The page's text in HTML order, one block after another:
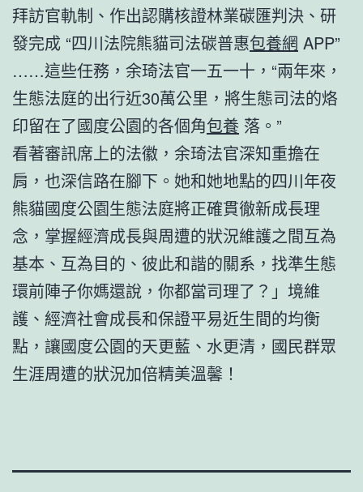
拜訪官軌制、作出認購核證林業碳匯判決、研
發完成 “四川法院熊貓司法碳普惠包養網 APP”
……這些任務，余琦法官一五一十，“兩年來，
生態法庭的出行近30萬公里，將生態司法的烙
印留在了國度公園的各個角包養 落。”
看著審訊席上的法徽，余琦法官深知重擔在
肩，也深信路在腳下。她和她地點的四川年夜
熊貓國度公園生態法庭將正確貫徹新成長理
念，掌握經濟成長與周遭的狀況維護之間互為
基本、互為目的、彼此和諧的關系，找準生態
環前陣子你媽還說，你都當司理了？」境維
護、經濟社會成長和保證平易近生間的均衡
點，讓國度公園的天更藍、水更清，國民群眾
生涯周遭的狀況加倍精美溫馨！